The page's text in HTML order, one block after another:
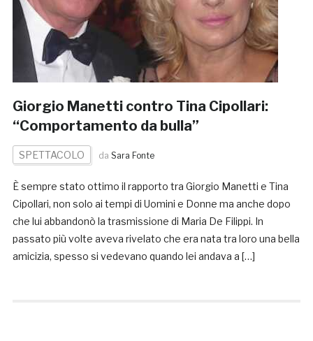
Giorgio Manetti contro Tina Cipollari:
“Comportamento da bulla”
SPETTACOLO da Sara Fonte
È sempre stato ottimo il rapporto tra Giorgio Manetti e Tina
Cipollari, non solo ai tempi di Uomini e Donne ma anche dopo
che lui abbandonò la trasmissione di Maria De Filippi. In
passato più volte aveva rivelato che era nata tra loro una bella
amicizia, spesso si vedevano quando lei andava a […]